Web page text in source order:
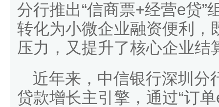
分行推出“信商票+经营e贷”
转化为小微企业融资便利，
压力，又提升了核心企业结
近年来，中信银行深圳分
贷款增长主引擎，通过“订